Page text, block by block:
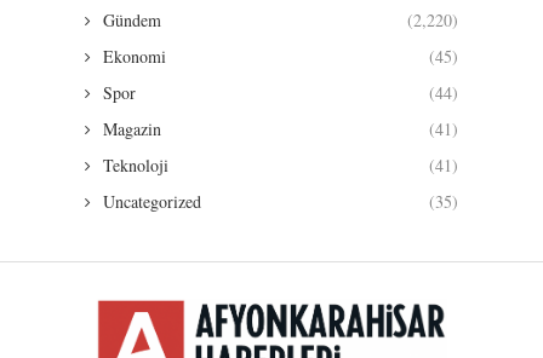
Gündem
(2,220)
Ekonomi
(45)
Spor
(44)
Magazin
(41)
Teknoloji
(41)
Uncategorized
(35)